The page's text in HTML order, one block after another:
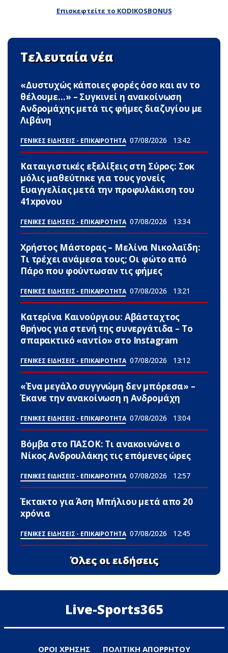
Επισκεφτείτε το KODIKOSBONUS
Τελευταία νέα
«Δυστυχώς κάποιες φορές όσο και αν το
θέλουμε…» – Συγκινεί η ανακοίνωση
Ανδρομάχης μετά τις φήμες διαζυγίου με
Λιβάνη
ΓΕΝΙΚΕΣ ΕΙΔΗΣΕΙΣ - ΕΠΙΚΑΙΡΟΤΗΤΑ 07/08/2026 13:42
Καταιγιστικές εξελίξεις στη Σύρος: Σoκ
μόλις μαθεύτnκε για τους γονείς
Ευαγγελίας μετά την προφυλάκιση του
41xpονου
ΓΕΝΙΚΕΣ ΕΙΔΗΣΕΙΣ - ΕΠΙΚΑΙΡΟΤΗΤΑ 07/08/2026 13:34
Χρήστος Μάστορας – Μελίνα Νικολαϊδη:
Τι τρέχει ανάμεσα τους; Οι φώτο από
Πάρο που φούντωσαν τις φήμες
ΓΕΝΙΚΕΣ ΕΙΔΗΣΕΙΣ - ΕΠΙΚΑΙΡΟΤΗΤΑ 07/08/2026 13:21
Κατερίνα Καινούργιου: Αβάσταχτος
θpήνος για στενή της συνεργάτιδα – Το
σπαpακτικό «αντίο» στο Instagram
ΓΕΝΙΚΕΣ ΕΙΔΗΣΕΙΣ - ΕΠΙΚΑΙΡΟΤΗΤΑ 07/08/2026 13:12
«Ένα μεγάλο συγγνώμη δεν μπόρεσα» –
Έκανε την ανακοίνωση η Ανδρομάχη
ΓΕΝΙΚΕΣ ΕΙΔΗΣΕΙΣ - ΕΠΙΚΑΙΡΟΤΗΤΑ 07/08/2026 13:04
Βόμβα στο ΠΑΣΟΚ: Τι ανακοινώνει ο
Νίκος Ανδρουλάκης τις επόμενες ώρες
ΓΕΝΙΚΕΣ ΕΙΔΗΣΕΙΣ - ΕΠΙΚΑΙΡΟΤΗΤΑ 07/08/2026 12:57
Έκτακτο για Άση Μπήλιου μετά απο 20
xpóvια
ΓΕΝΙΚΕΣ ΕΙΔΗΣΕΙΣ - ΕΠΙΚΑΙΡΟΤΗΤΑ 07/08/2026 12:45
Όλες οι ειδήσεις
Live-Sports365
ΟΡΟΙ ΧΡΗΣΗΣ ΠΟΛΙΤΙΚΗ ΑΠΟΡΡΗΤΟΥ